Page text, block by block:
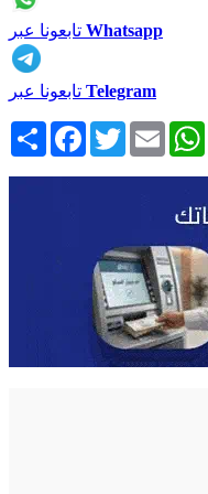
Whatsapp
Telegram
انشر Facebook
TwitterEmail